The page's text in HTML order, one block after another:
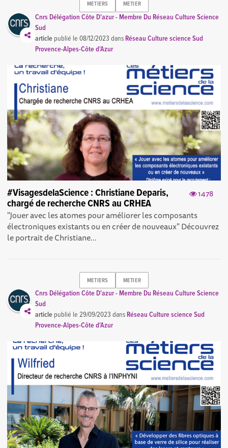
METIERS METIER
Cnrs Délégation Côte D'azur - Membre Du Réseau Culture Science
Sud
article publié le08/12/2023 dansRéseau Culture science Sud
Provence-Alpes-Côte d'Azur
1478
#VisagesdelaScience : Christiane Deparis,
chargé de recherche CNRS au CRHEA
"Jouer avec les atomes pour améliorer les composants
électroniques existants ou en créer de nouveaux" Découvrez
le portrait de Christiane...
METIERS METIER
Cnrs Délégation Côte D'azur - Membre Du Réseau Culture Science
Sud
article publié le29/09/2023 dansRéseau Culture science Sud
Provence-Alpes-Côte d'Azur